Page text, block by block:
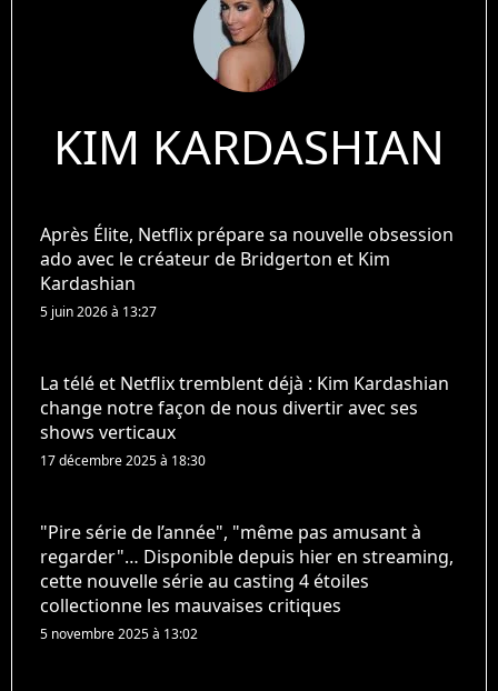
KIM KARDASHIAN
Après Élite, Netflix prépare sa nouvelle obsession
ado avec le créateur de Bridgerton et Kim
Kardashian
5 juin 2026 à 13:27
La télé et Netflix tremblent déjà : Kim Kardashian
change notre façon de nous divertir avec ses
shows verticaux
17 décembre 2025 à 18:30
"Pire série de l’année", "même pas amusant à
regarder"… Disponible depuis hier en streaming,
cette nouvelle série au casting 4 étoiles
collectionne les mauvaises critiques
5 novembre 2025 à 13:02